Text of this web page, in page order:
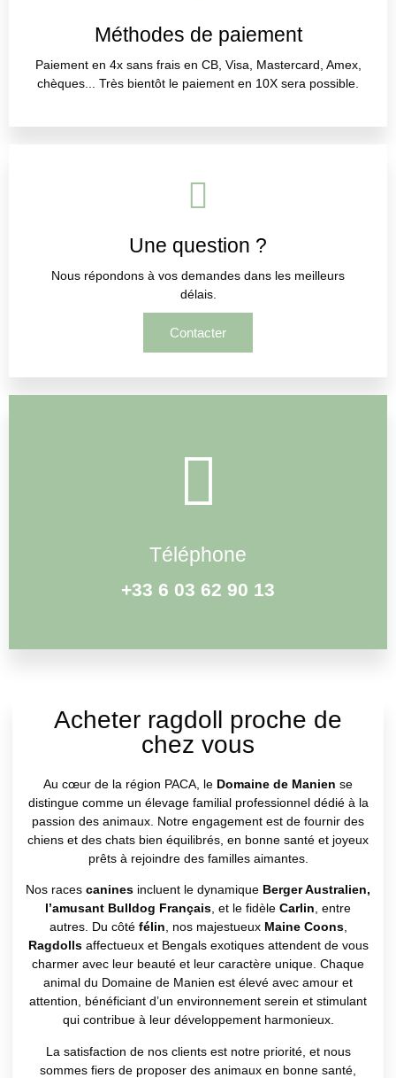
Méthodes de paiement
Paiement en 4x sans frais en CB, Visa, Mastercard, Amex,
chèques... Très bientôt le paiement en 10X sera possible.
Une question ?
Nous répondons à vos demandes dans les meilleurs
délais.
Contacter
Téléphone
+33 6 03 62 90 13
Acheter ragdoll proche de
chez vous
Au cœur de la région PACA, le Domaine de Manien se
distingue comme un élevage familial professionnel dédié à la
passion des animaux. Notre engagement est de fournir des
chiens et des chats bien équilibrés, en bonne santé et joyeux
prêts à rejoindre des familles aimantes.
Nos races canines incluent le dynamique Berger Australien,
l’amusant Bulldog Français, et le fidèle Carlin, entre
autres. Du côté félin, nos majestueux Maine Coons,
Ragdollsaffectueux et Bengals exotiques attendent de vous
charmer avec leur beauté et leur caractère unique. Chaque
animal du Domaine de Manien est élevé avec amour et
attention, bénéficiant d’un environnement serein et stimulant
qui contribue à leur développement harmonieux.
La satisfaction de nos clients est notre priorité, et nous
sommes fiers de proposer des animaux en bonne santé,